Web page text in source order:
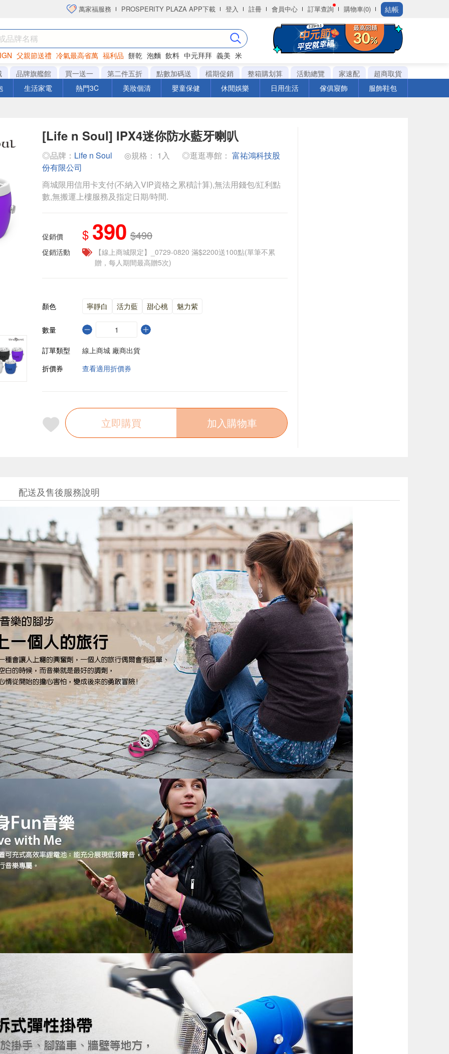
萬家福服務 PROSPERITY PLAZA APP下載 登入 註冊 會員中心 訂單查詢 購物車(0) 結帳
父親節送禮 冷氣最高省萬 福利品 餅乾 泡麵 飲料 中元拜拜 義美 米
衛生紙
品牌旗艦館 買一送一 第二件五折 點數加碼送 檔期促銷 整箱購划算 活動總覽 家速配
超商取貨
生活家電 熱門3C 美妝個清 嬰童保健 休閒娛樂 日用生活 傢俱寢飾 服飾鞋包
[Life n Soul] IPX4迷你防水藍牙喇叭
◎品牌： Life n Soul ◎規格： 1入 ◎逛逛專館： 富祐鴻科技股
份有限公司
商城限用信用卡支付(不納入VIP資格之累積計算),無法用錢包/紅利點
數,無搬運上樓服務及指定日期/時間.
促銷價 $ 390 $490
促銷活動
【線上商城限定】_0729-0820 滿$2200送100點(單筆不累
贈，每人期間最高贈5次)
顏色 寧靜白 活力藍 甜心桃 魅力紫
數量
訂單類型
線上商城 廠商出貨
折價券
查看適用折價券
立即購買 加入購物車
配送及售後服務說明